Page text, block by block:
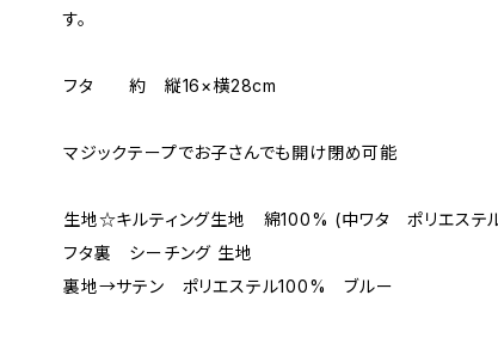
す。
フタ 約 縦16×横28cm
マジックテープでお子さんでも開け閉め可能
生地☆キルティング生地 綿100% (中ワタ ポリエステ
フタ裏 シーチング 生地
裏地→サテン ポリエステル100% ブルー